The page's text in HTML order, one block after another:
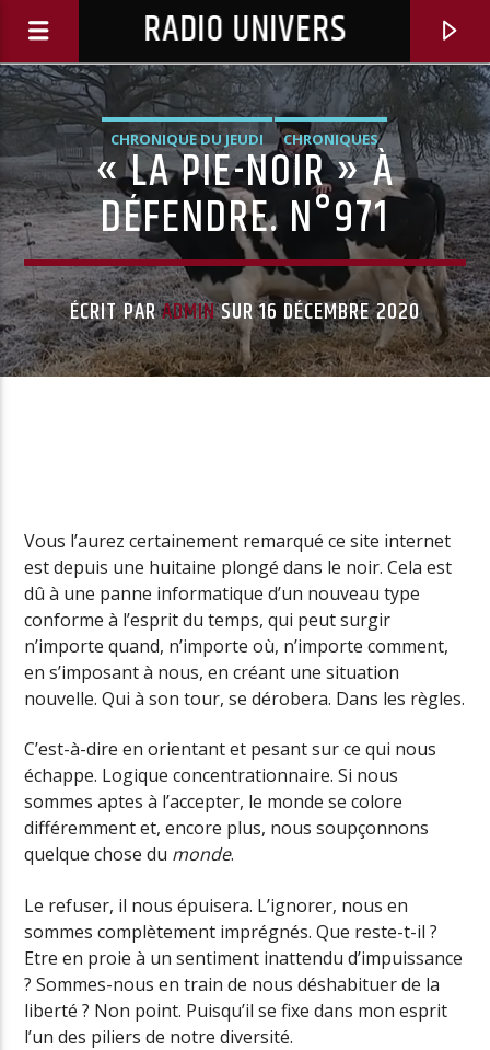
RADIO UNIVERS
Radio Univers
CHRONIQUE DU JEUDI CHRONIQUES
« LA PIE-NOIR » À
DÉFENDRE. N°971
ÉCRIT PARADMINSUR 16 DÉCEMBRE 2020
Vous l’aurez certainement remarqué ce site internet
est depuis une huitaine plongé dans le noir. Cela est
dû à une panne informatique d’un nouveau type
conforme à l’esprit du temps, qui peut surgir
n’importe quand, n’importe où, n’importe comment,
en s’imposant à nous, en créant une situation
nouvelle. Qui à son tour, se dérobera. Dans les règles.
C’est-à-dire en orientant et pesant sur ce qui nous
échappe. Logique concentrationnaire. Si nous
sommes aptes à l’accepter, le monde se colore
différemment et, encore plus, nous soupçonnons
quelque chose du monde.
Le refuser, il nous épuisera. L’ignorer, nous en
sommes complètement imprégnés. Que reste-t-il ?
Etre en proie à un sentiment inattendu d’impuissance
? Sommes-nous en train de nous déshabituer de la
liberté ? Non point. Puisqu’il se fixe dans mon esprit
l’un des piliers de notre diversité.